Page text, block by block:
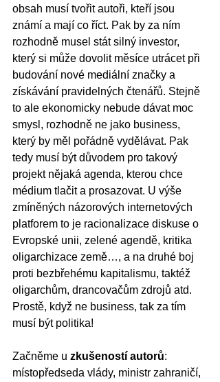
obsah musí tvořit autoři, kteří jsou
známí a mají co říct. Pak by za ním
rozhodně musel stát silný investor,
který si může dovolit měsíce utrácet při
budování nové mediální značky a
získávání pravidelných čtenářů. Stejně
to ale ekonomicky nebude dávat moc
smysl, rozhodně ne jako business,
který by měl pořádně vydělávat. Pak
tedy musí být důvodem pro takový
projekt nějaká agenda, kterou chce
médium tlačit a prosazovat. U výše
zmíněných názorových internetových
platforem to je racionalizace diskuse o
Evropské unii, zelené agendě, kritika
oligarchizace země…, a na druhé boj
proti bezbřehému kapitalismu, taktéž
oligarchům, drancovačům zdrojů atd.
Prostě, když ne business, tak za tím
musí být politika!
Začněme u zkušeností autorů:
místopředseda vlády, ministr zahraničí,